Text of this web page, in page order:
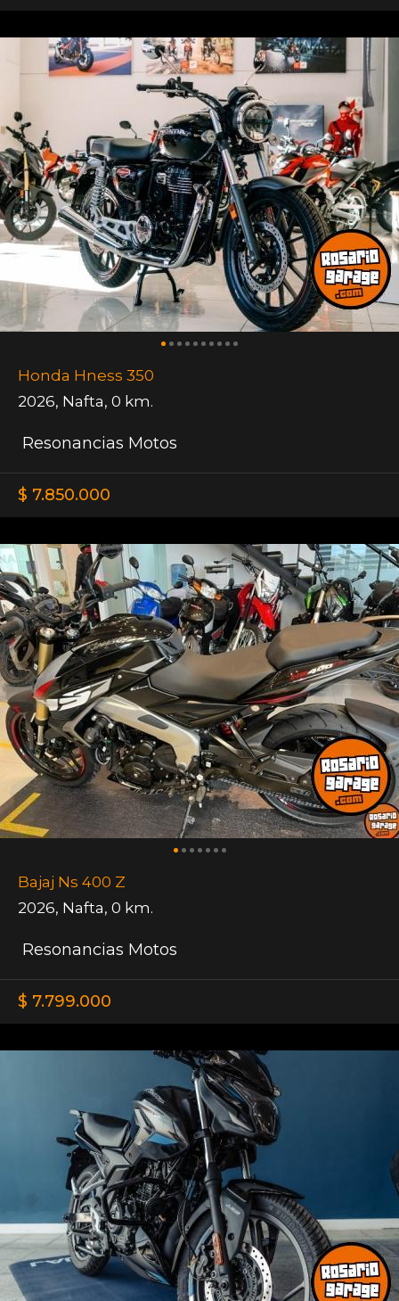
Honda Hness 350
2026, Nafta, 0 km.
Resonancias Motos
$ 7.850.000
Bajaj Ns 400 Z
2026, Nafta, 0 km.
Resonancias Motos
$ 7.799.000